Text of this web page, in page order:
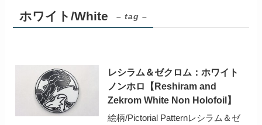
ホワイト/White – tag –
レシラム＆ゼクロム：ホワイト
ノンホロ【Reshiram and
Zekrom White Non Holofoil】
絵柄/Pictorial Patternレシラム＆ゼ